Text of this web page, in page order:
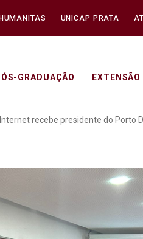
HUMANITAS UNICAP PRATA
GRADUAÇÃO EXTENSÃO
Para
recebe presidente do Porto